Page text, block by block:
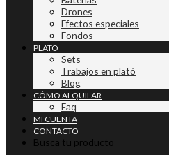
Drones
Efectos especiales
Fondos
PLATO
Sets
Trabajos en plató
Blog
CÓMO ALQUILAR
Faq
MI CUENTA
CONTACTO
Busca tu producto